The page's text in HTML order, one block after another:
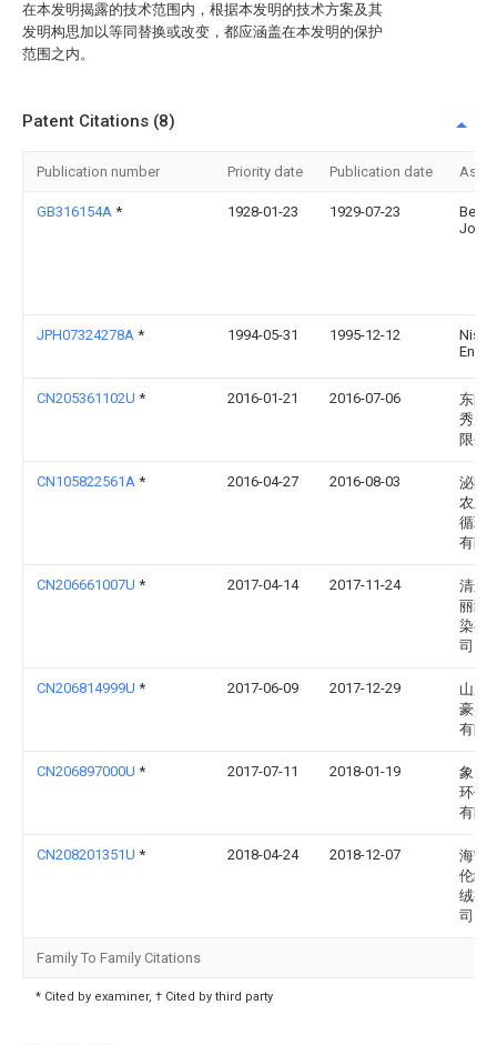
在本发明揭露的技术范围内，根据本发明的技术方案及其
发明构思加以等同替换或改变，都应涵盖在本发明的保护
范围之内。
Patent Citations (8)
Publication number Priority date Publication date
GB316154A * 1928-01-23 1929-07-23
Jokl
JPH07324278A * 1994-05-31 1995-12-12
CN205361102U * 2016-01-21 2016-07-06
东阳
秀服
限公
CN105822561A * 2016-04-27 2016-08-03
泌阳
农业
循环
有限
CN206661007U * 2017-04-14 2017-11-24
清远
丽纺
染有
司
CN206814999U * 2017-06-09 2017-12-29
山东
豪盛
有限
CN206897000U * 2017-07-11 2018-01-19
象山
环保
有限
CN208201351U * 2018-04-24 2018-12-07
海宁
伦经
绒有
司
Family To Family Citations
* Cited by examiner, † Cited by third party